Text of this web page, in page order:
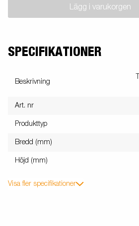
Lägg i varukorgen
SPECIFIKATIONER
Beskrivning
Art. nr
Produkttyp
Bredd (mm)
Höjd (mm)
Visa fler specifikationer